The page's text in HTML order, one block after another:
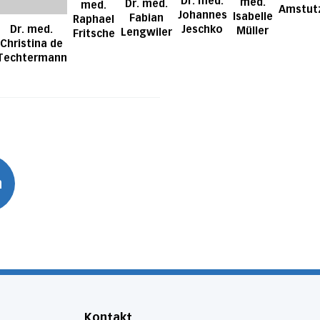
Dr. med.
Christina de
med.
Raphael
Fritsche
Dr. med.
Fabian
Lengwiler
Johannes
Jeschko
med.
Isabelle
Müller
Kontakt